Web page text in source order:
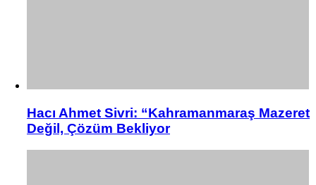
Hacı Ahmet Sivri: “Kahramanmaraş Mazeret
Değil, Çözüm Bekliyor